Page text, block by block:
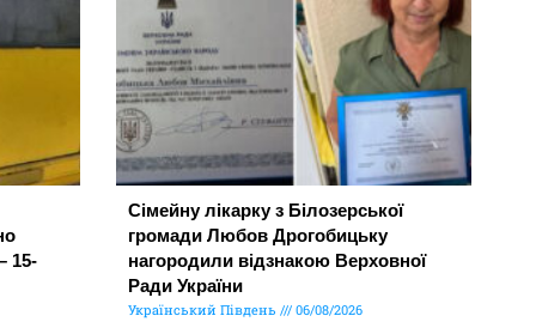
15-
Сімейну лікарку з Білозерської
громади Любов Дрогобицьку
нагородили відзнакою Верховної
Ради України
Український Південь 06/08/2026